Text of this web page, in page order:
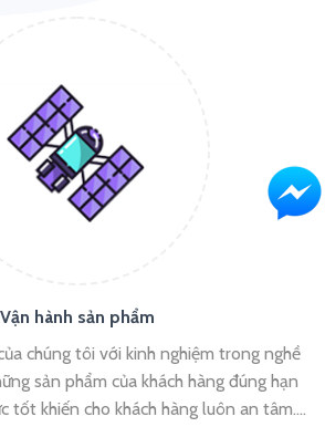
Vận hành sản phẩm
chúng tôi với kinh nghiệm trong nghề
sản phẩm của khách hàng đúng hạn
tốt khiến cho khách hàng luôn an tâm….